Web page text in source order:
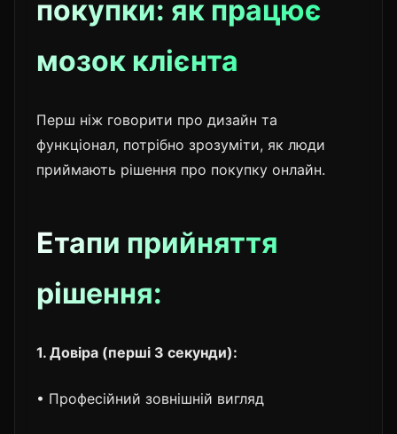
покупки: як працює
мозок клієнта
Перш ніж говорити про дизайн та
функціонал, потрібно зрозуміти, як люди
приймають рішення про покупку онлайн.
Етапи прийняття
рішення:
1. Довіра (перші 3 секунди):
• Професійний зовнішній вигляд